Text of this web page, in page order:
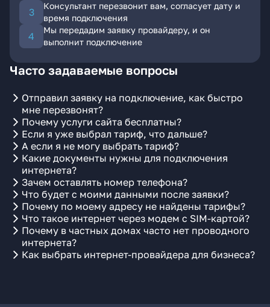
Консультант перезвонит вам, согласует дату и
время подключения
Мы передадим заявку провайдеру, и он
выполнит подключение
Часто задаваемые вопросы
Отправил заявку на подключение, как быстро
мне перезвонят?
Почему услуги сайта бесплатны?
Если я уже выбрал тариф, что дальше?
А если я не могу выбрать тариф?
Какие документы нужны для подключения
интернета?
Зачем оставлять номер телефона?
Что будет с моими данными после заявки?
Почему по моему адресу не найдены тарифы?
Что такое интернет через модем с SIM-картой?
Почему в частных домах часто нет проводного
интернета?
Как выбрать интернет-провайдера для бизнеса?